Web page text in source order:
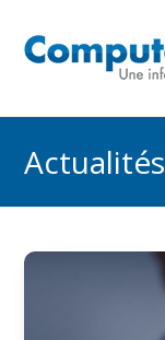
Actualités